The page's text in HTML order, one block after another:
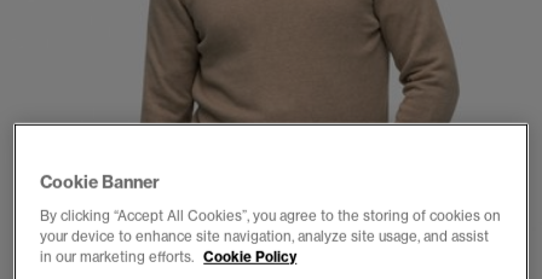
Cookie Banner
By clicking “Accept All Cookies”, you agree to the storing of cookies on
your device to enhance site navigation, analyze site usage, and assist
in our marketing efforts. Cookie Policy